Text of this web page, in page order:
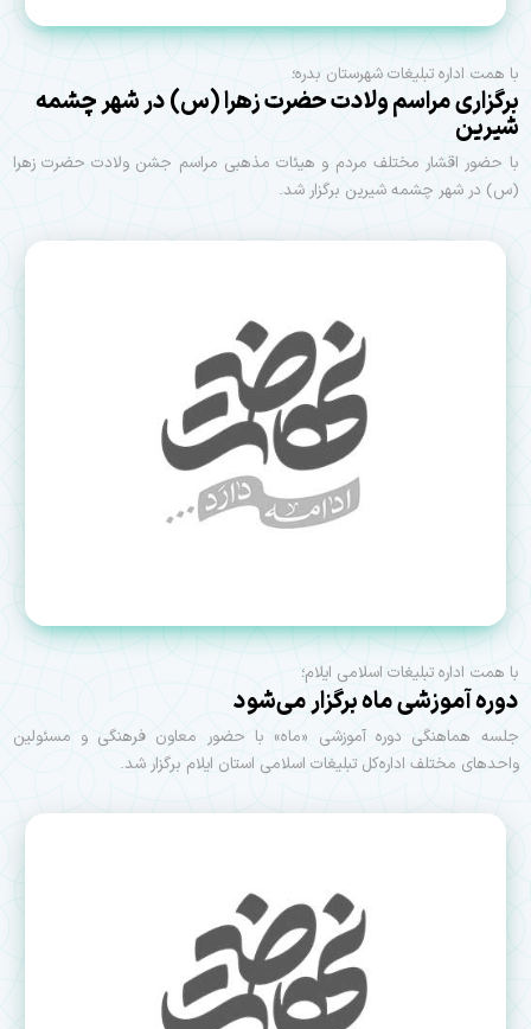
با همت اداره تبلیغات شهرستان بدره؛
برگزاری مراسم ولادت حضرت زهرا (س) در شهر چشمه
شیرین
با حضور اقشار مختلف مردم و هیئات مذهبی مراسم جشن ولادت حضرت زهرا
(س) در شهر چشمه شیرین برگزار شد.
با همت اداره تبلیغات اسلامی ایلام؛
دوره آموزشی ماه برگزار می‌شود
جلسه هماهنگی دوره آموزشی «ماه» با حضور معاون فرهنگی و مسئولین
واحد‌های مختلف اداره‌کل تبلیغات اسلامی استان ایلام برگزار شد.